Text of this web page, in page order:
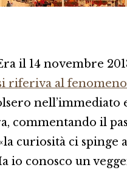
il 14 novembre
riferiva al
nell’immediato
commentando il
curiosità ci
io conosco un